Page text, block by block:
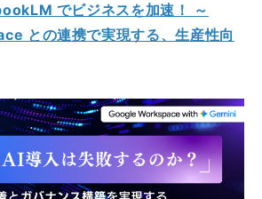
でビジネスを加速！ ～
との連携で実現する、生産性向